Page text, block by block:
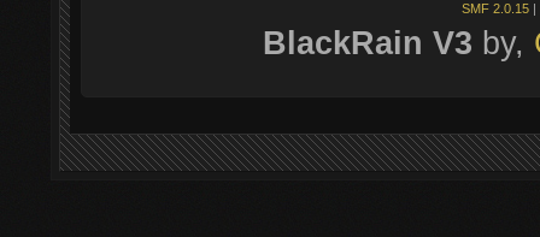
SMF 2.0.15
BlackRain V3 by,